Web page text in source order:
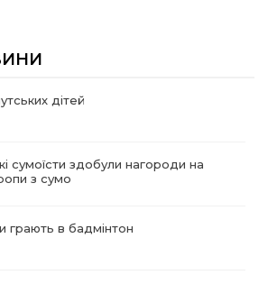
дітей
сумоїсти здобули нагороди на
з сумо
грають в бадмінтон